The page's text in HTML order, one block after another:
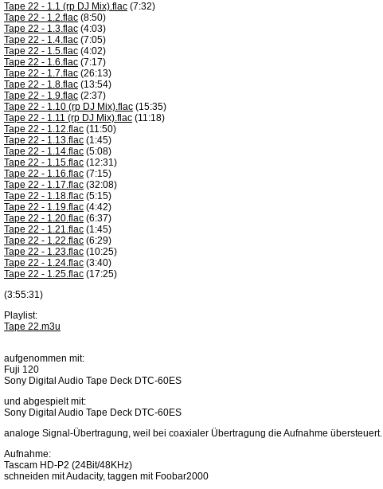
Tape 22 - 1.1 (rp DJ Mix).flac (7:32)
Tape 22 - 1.2.flac (8:50)
Tape 22 - 1.3.flac (4:03)
Tape 22 - 1.4.flac (7:05)
Tape 22 - 1.5.flac (4:02)
Tape 22 - 1.6.flac (7:17)
Tape 22 - 1.7.flac (26:13)
Tape 22 - 1.8.flac (13:54)
Tape 22 - 1.9.flac (2:37)
Tape 22 - 1.10 (rp DJ Mix).flac (15:35)
Tape 22 - 1.11 (rp DJ Mix).flac (11:18)
Tape 22 - 1.12.flac (11:50)
Tape 22 - 1.13.flac (1:45)
Tape 22 - 1.14.flac (5:08)
Tape 22 - 1.15.flac (12:31)
Tape 22 - 1.16.flac (7:15)
Tape 22 - 1.17.flac (32:08)
Tape 22 - 1.18.flac (5:15)
Tape 22 - 1.19.flac (4:42)
Tape 22 - 1.20.flac (6:37)
Tape 22 - 1.21.flac (1:45)
Tape 22 - 1.22.flac (6:29)
Tape 22 - 1.23.flac (10:25)
Tape 22 - 1.24.flac (3:40)
Tape 22 - 1.25.flac (17:25)
(3:55:31)
Playlist:
Tape 22.m3u
aufgenommen mit:
Fuji 120
Sony Digital Audio Tape Deck DTC-60ES
und abgespielt mit:
Sony Digital Audio Tape Deck DTC-60ES
analoge Signal-Übertragung, weil bei coaxialer Übertragung die Aufnahme übersteuert.
Aufnahme:
Tascam HD-P2 (24Bit/48KHz)
schneiden mit Audacity, taggen mit Foobar2000